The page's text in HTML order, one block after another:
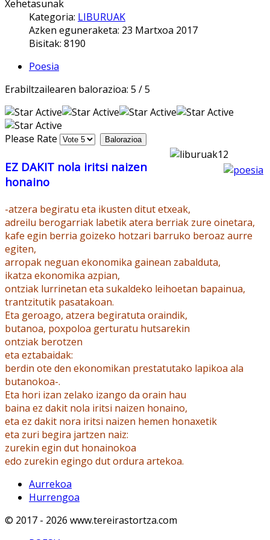
Xehetasunak
Kategoria: LIBURUAK
Azken eguneraketa: 23 Martxoa 2017
Bisitak: 8190
Poesia
Erabiltzailearen balorazioa: 5 /5
Please Rate
EZ DAKIT nola iritsi naizen
honaino
-atzera begiratu eta ikusten ditut etxeak,
adreilu berogarriak labetik atera berriak zure oinetara,
kafe egin berria goizeko hotzari barruko beroaz aurre
egiten,
arropak neguan ekonomika gainean zabalduta,
ikatza ekonomika azpian,
ontziak lurrinetan eta sukaldeko leihoetan bapainua,
trantzitutik pasatakoan.
Eta geroago, atzera begiratuta oraindik,
butanoa, poxpoloa gerturatu hutsarekin
ontziak berotzen
eta eztabaidak:
berdin ote den ekonomikan prestatutako lapikoa ala
butanokoa-.
Eta hori izan zelako izango da orain hau
baina ez dakit nola iritsi naizen honaino,
eta ez dakit nora iritsi naizen hemen honaxetik
eta zuri begira jartzen naiz:
zurekin egin dut honainokoa
edo zurekin egingo dut ordura artekoa.
Aurrekoa
Hurrengoa
© 2017 - 2026 www.tereirastortza.com